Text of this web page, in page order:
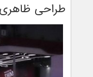
طراحی ظاهری